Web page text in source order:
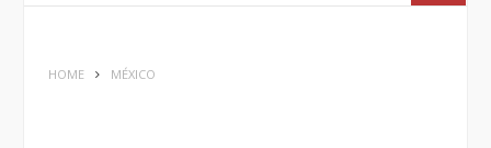
HOME MÉXICO